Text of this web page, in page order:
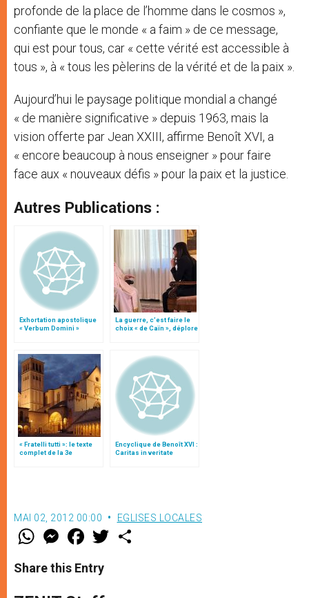
profonde de la place de l’homme dans le cosmos »,
confiante que le monde « a faim » de ce message,
qui est pour tous, car « cette vérité est accessible à
tous », à « tous les pèlerins de la vérité et de la paix ».
Aujourd’hui le paysage politique mondial a changé
« de manière significative » depuis 1963, mais la
vision offerte par Jean XXIII, affirme Benoît XVI, a
« encore beaucoup à nous enseigner » pour faire
face aux « nouveaux défis » pour la paix et la justice.
Autres Publications :
Exhortation apostolique
« Verbum Domini »
La guerre, c’est faire le
choix « de Caïn », déplore
« Fratelli tutti »: le texte
complet de la 3e
Encyclique de Benoît XVI :
Caritas in veritate
MAI 02, 2012 00:00 EGLISES LOCALES
W
t
s
M
e
s
e
F
a
e
b
w
Share this Entry